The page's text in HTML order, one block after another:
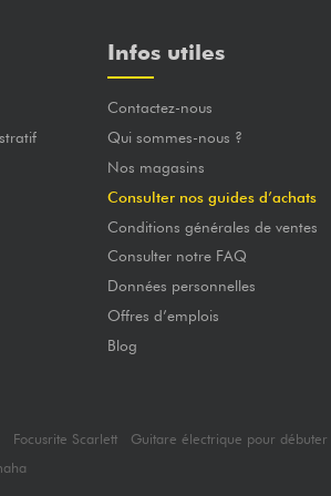
Infos utiles
Contactez-nous
Qui sommes-nous ?
Nos magasins
Consulter nos guides d’achats
Conditions générales de ventes
Consulter notre FAQ
Données personnelles
Offres d’emplois
Blog
Focusrite Scarlett Guitare électrique pour débuter